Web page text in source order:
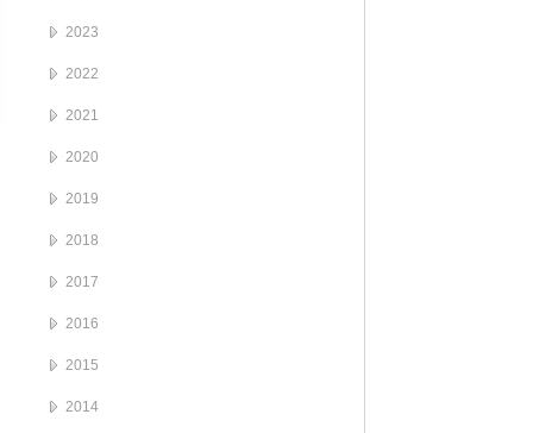
2023
2022
2021
2020
2019
2018
2017
2016
2015
2014